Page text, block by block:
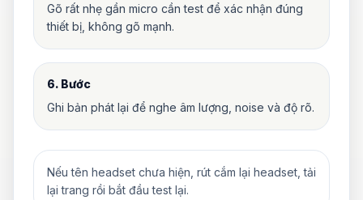
Gõ rất nhẹ gần micro cần test để xác nhận đúng
thiết bị, không gõ mạnh.
6. Bước
Ghi bản phát lại để nghe âm lượng, noise và độ rõ.
Nếu tên headset chưa hiện, rút cắm lại headset, tải
lại trang rồi bắt đầu test lại.